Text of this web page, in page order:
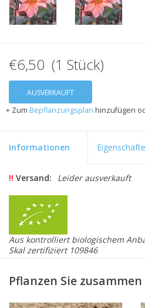
€6,50 (1 Stück)
AUSVERKAUFT
+ Zum Bepflanzungsplan hinzufügen
Informationen
!! Versand: Leider ausverkauft
Aus kontrolliert biologischem
Skal zertifiziert 109846
Geöffnetes-Herz-Dahlie mit einer
Blumendurchmesser beträgt
Pflanzen Sie